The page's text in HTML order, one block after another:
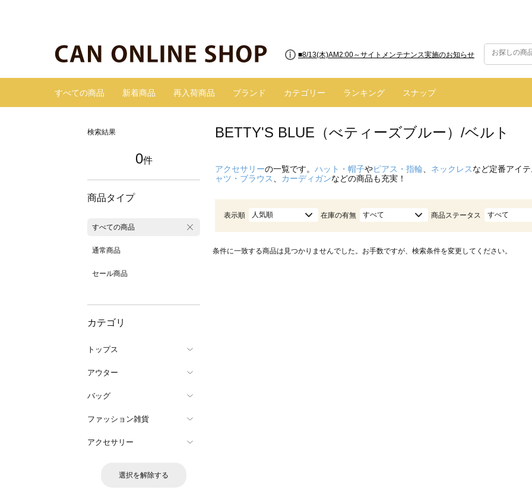
■8/13(木)AM2:00～サイトメンテナンス実施のお知らせ
すべての商品 新着商品 再入荷商品 ブランド カテゴリー ランキング スナップ
検索結果
0件
商品タイプ
すべての商品
通常商品
セール商品
カテゴリ
トップス
アウター
バッグ
ファッション雑貨
アクセサリー
選択を解除する
BETTY'S BLUE（べティーズブルー）/ベルト
アクセサリーの一覧です。 ハット・帽子やピアス・指輪 ネックレスなど定番アイ
ャツ・ブラウス
カーディガンなどの商品も充実！
表示順 人気順 在庫の有無 すべて 商品ステータス すべて
条件に一致する商品は見つかりませんでした。お手数ですが、検索条件を変更してください。